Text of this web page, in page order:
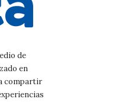
de
en
compartir